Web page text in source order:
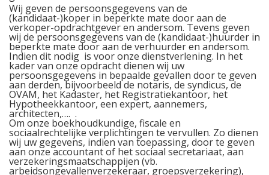
Wij geven de persoonsgegevens van de
(kandidaat-)koper in beperkte mate door aan de
verkoper-opdrachtgever en andersom. Tevens geven
wij de persoonsgegevens van de (kandidaat-)huurder in
beperkte mate door aan de verhuurder en andersom.
Indien dit nodig is voor onze dienstverlening. In het
kader van onze opdracht dienen wij uw
persoonsgegevens in bepaalde gevallen door te geven
aan derden, bijvoorbeeld de notaris, de syndicus, de
OVAM, het Kadaster, het Registratiekantoor, het
Hypotheekkantoor, een expert, aannemers,
architecten,…. .
Om onze boekhoudkundige, fiscale en
sociaalrechtelijke verplichtingen te vervullen. Zo dienen
wij uw gegevens, indien van toepassing, door te geven
aan onze accountant of het sociaal secretariaat, aan
verzekeringsmaatschappijen (vb.
arbeidsongevallenverzekeraar, groepsverzekering),